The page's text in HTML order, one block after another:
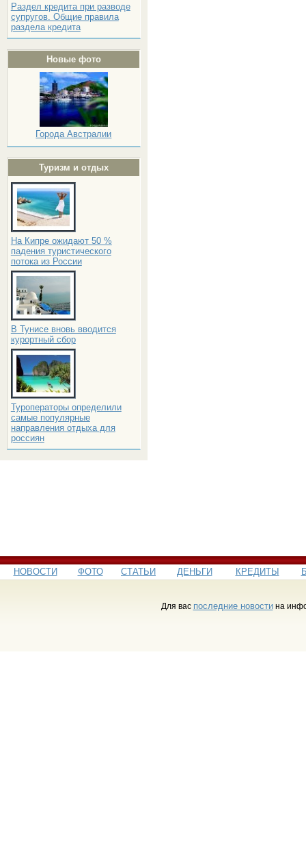
Раздел кредита при разводе
супругов. Общие правила
раздела кредита
Новые фото
Города Австралии
Туризм и отдых
На Кипре ожидают 50 %
падения туристического
потока из России
В Тунисе вновь вводится
курортный сбор
Туроператоры определили
самые популярные
направления отдыха для
россиян
НОВОСТИ ФОТО СТАТЬИ ДЕНЬГИ КРЕДИТЫ
Для вас последние новостина